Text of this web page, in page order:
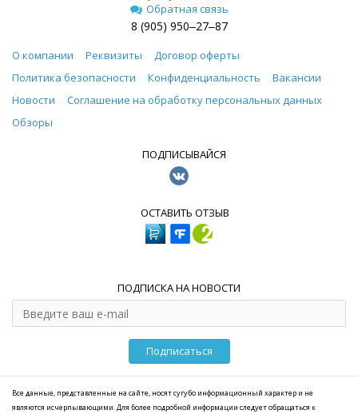
Обратная связь
8 (905) 950‒27‒87
О компании Реквизиты
Договор оферты
Политика безопасности
Конфиденциальность
Вакансии
Новости
Соглашение на обработку персональных данных
Обзоры
ПОДПИСЫВАЙСЯ
ОСТАВИТЬ ОТЗЫВ
ПОДПИСКА НА НОВОСТИ
Подписаться
Все данные, представленные на сайте, носят сугубо информационный характер и не
являются исчерпывающими. Для более подробной информации следует обращаться к